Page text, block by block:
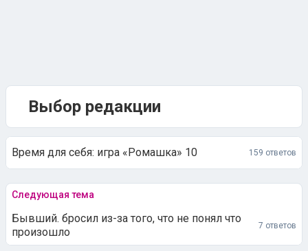
Выбор редакции
Время для себя: игра «Ромашка» 10 159 ответов
Следующая тема
Бывший. бросил из-за того, что не понял что
произошло
7 ответов